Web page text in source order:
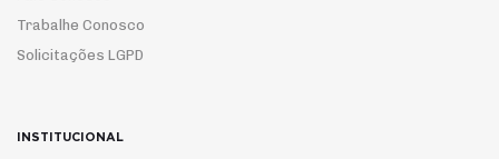
Trabalhe Conosco
Solicitações LGPD
INSTITUCIONAL